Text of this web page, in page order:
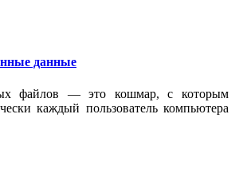
данные
файлов — это кошмар, с которым
каждый пользователь компьютера